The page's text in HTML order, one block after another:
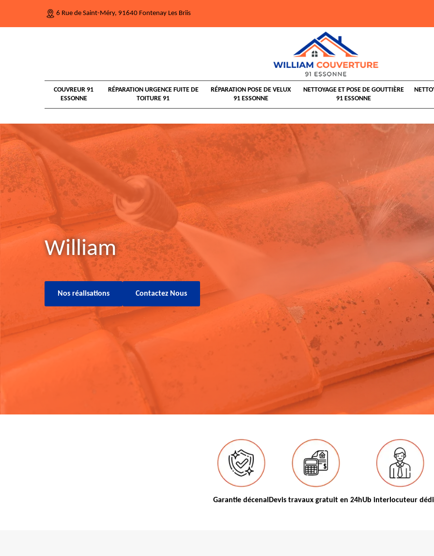
6 Rue de Saint-Méry, 91640 Fontenay Les Briis
COUVREUR 91
ESSONNE
RÉPARATION URGENCE FUITE DE
TOITURE 91
RÉPARATION POSE DE VELUX
91 ESSONNE
NETTOYAGE ET POSE DE GOUTTIÈRE
91 ESSONNE
William
Nos réalisations Contactez Nous
Garantie décenal Devis travaux gratuit en 24hUb interlocuteur